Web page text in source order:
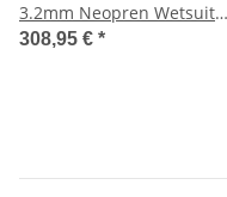
3.2mm Neopren Wetsuit
Fullsuit mit Chest Zip preto
308,95 € *